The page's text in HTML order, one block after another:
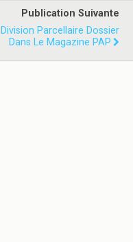
Publication Suivante
Division Parcellaire Dossier
Dans Le Magazine PAP